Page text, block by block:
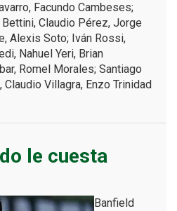
Facundo Cambeses;
Claudio Pérez, Jorge
Alexis Soto; Iván Rossi,
Nahuel Yeri, Brian
Romel Morales; Santiago
Villagra, Enzo Trinidad
le cuesta
Banfield